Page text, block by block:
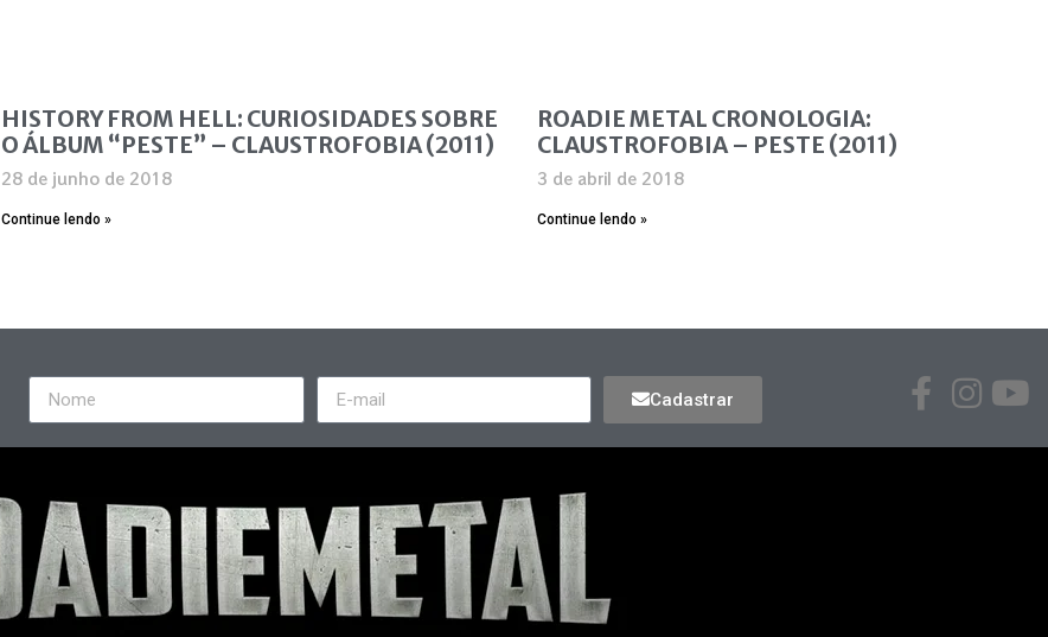
HISTORY FROM HELL: CURIOSIDADES SOBRE
O ÁLBUM “PESTE” – CLAUSTROFOBIA (2011)
28 de junho de 2018
Continue lendo »
ROADIE METAL CRONOLOGIA:
CLAUSTROFOBIA – PESTE (2011)
3 de abril de 2018
Continue lendo »
Cadastrar